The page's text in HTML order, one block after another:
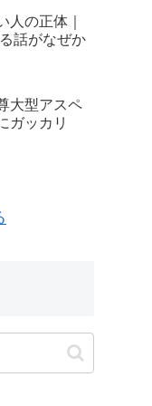
人の正体｜
話がなぜか
大型アスペ
ガッカリ